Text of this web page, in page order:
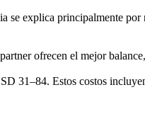
explica principalmente
ofrecen el mejor
31–84. Estos costos